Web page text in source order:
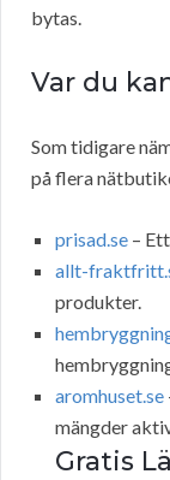
bytas.
Var du
Som tidigare
på flera
prisad.se –
allt-
produkter.
aromhuset.se
mängder
Gratis